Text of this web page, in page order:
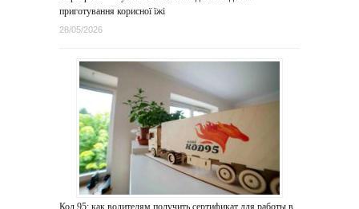
приготування корисної їжі
28/05/2026
Код 95: как водителям получить сертификат для работы в